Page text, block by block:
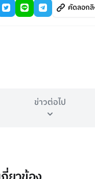
คัดลอก
ข่าวต่อไป